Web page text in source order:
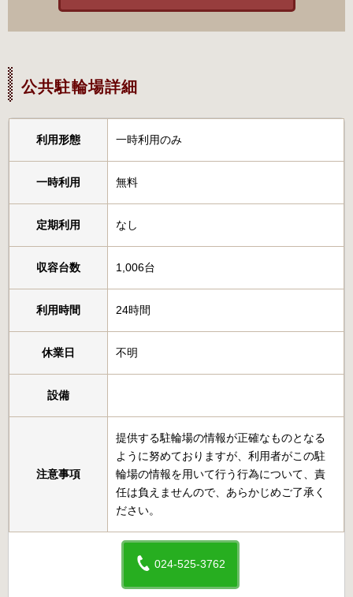
公共駐輪場詳細
利用形態 一時利用のみ
一時利用 無料
定期利用 なし
収容台数 1,006台
利用時間 24時間
休業日 不明
設備
注意事項
提供する駐輪場の情報が正確なものとなる
ように努めておりますが、利用者がこの駐
輪場の情報を用いて行う行為について、責
任は負えませんので、あらかじめご了承く
ださい。
024-525-3762